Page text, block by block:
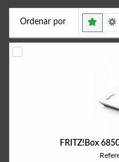
Ordenar por
FRITZ!Box